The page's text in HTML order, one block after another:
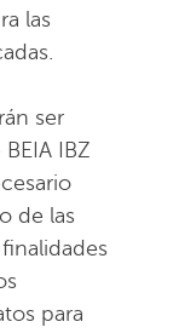
las
ser
IBZ
de las
para